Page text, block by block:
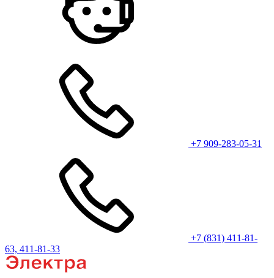
+7 909-283-05-31
+7 (831) 411-81-
63, 411-81-33